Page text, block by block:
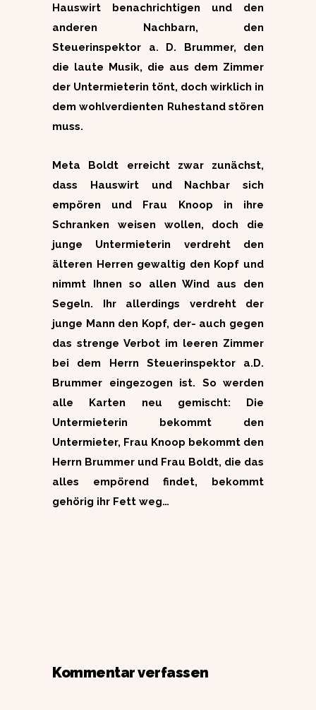
Hauswirt benachrichtigen und den
anderen Nachbarn, den
Steuerinspektor a. D. Brummer, den
die laute Musik, die aus dem Zimmer
der Untermieterin tönt, doch wirklich in
dem wohlverdienten Ruhestand stören
muss.
Meta Boldt erreicht zwar zunächst,
dass Hauswirt und Nachbar sich
empören und Frau Knoop in ihre
Schranken weisen wollen, doch die
junge Untermieterin verdreht den
älteren Herren gewaltig den Kopf und
nimmt Ihnen so allen Wind aus den
Segeln. Ihr allerdings verdreht der
junge Mann den Kopf, der- auch gegen
das strenge Verbot im leeren Zimmer
bei dem Herrn Steuerinspektor a.D.
Brummer eingezogen ist. So werden
alle Karten neu gemischt: Die
Untermieterin bekommt den
Untermieter, Frau Knoop bekommt den
Herrn Brummer und Frau Boldt, die das
alles empörend findet, bekommt
gehörig ihr Fett weg…
Kommentar verfassen